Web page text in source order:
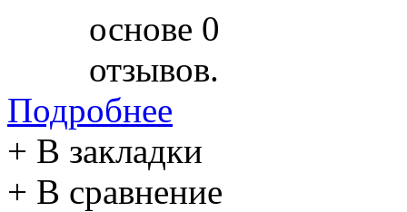
Подробнее
+ В закладки
+ В сравнение